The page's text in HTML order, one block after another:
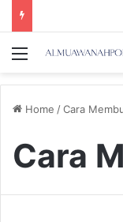
Menu
Home /Cara
Cara